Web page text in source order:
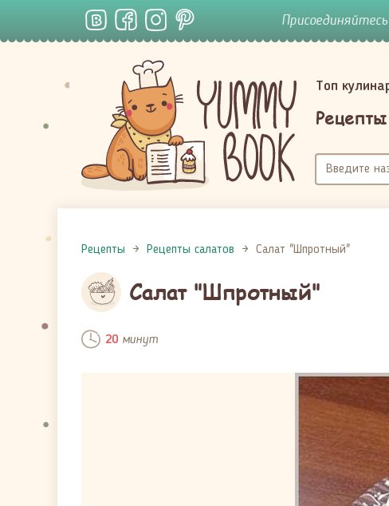
Топ
Рецепты
Рецепты Рецепты салатов Салат "Шпротный"
Салат "Шпротный"
20минут